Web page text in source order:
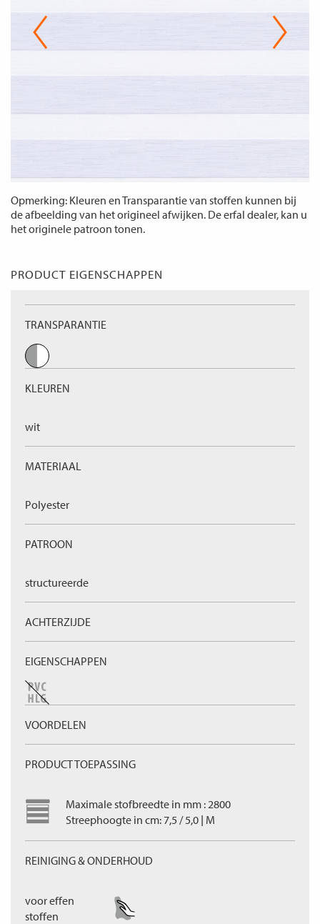
Opmerking: Kleuren en Transparantie van stoffen kunnen bij
de afbeelding van het origineel afwijken. De erfal dealer, kan u
het originele patroon tonen.
PRODUCT EIGENSCHAPPEN
TRANSPARANTIE
KLEUREN
wit
MATERIAAL
Polyester
PATROON
structureerde
ACHTERZIJDE
EIGENSCHAPPEN
VOORDELEN
PRODUCT TOEPASSING
Maximale stofbreedte in mm : 2800
Streephoogte in cm: 7,5 / 5,0 | M
REINIGING & ONDERHOUD
voor effen
stoffen